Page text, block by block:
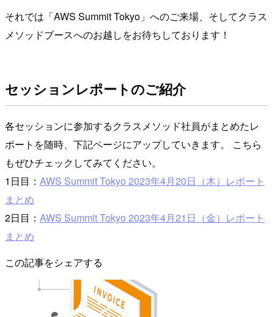
それでは「AWS Summit Tokyo」へのご来場、そしてクラス
メソッドブースへのお越しをお待ちしております！
セッションレポートのご紹介
各セッションに参加するクラスメソッド社員がまとめたレ
ポートを随時、下記ページにアップしていきます。 こちら
もぜひチェックしてみてください。
1日目： AWS Summit Tokyo 2023年4月20日（木）レポート
まとめ
2日目： AWS Summit Tokyo 2023年4月21日（金）レポート
まとめ
この記事をシェアする